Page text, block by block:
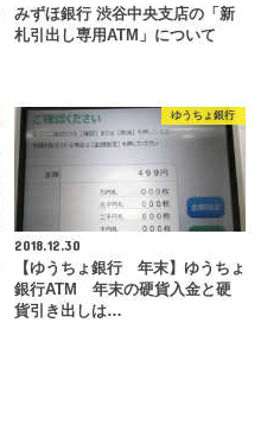
みずほ銀行 渋谷中央支店の「新
札引出し専用ATM」について
ゆうちょ銀行
2018.12.30
【ゆうちょ銀行 年末】ゆうちょ
銀行ATM 年末の硬貨入金と硬
貨引き出しは…